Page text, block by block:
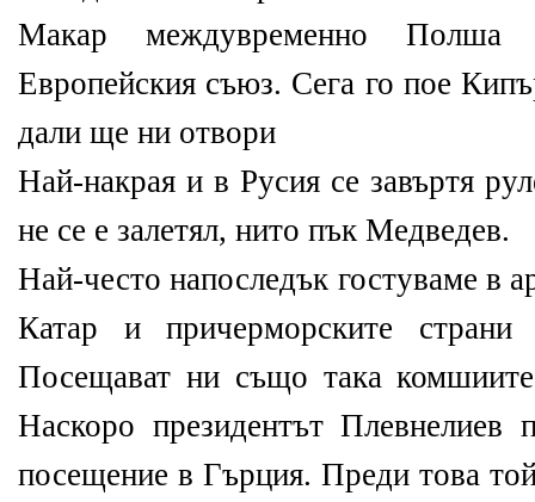
Макар междувременно Полша
Европейския съюз. Сега го пое
дали ще ни отвори
Най-накрая и в Русия се завъртя
не се е залетял, нито пък Медведев.
Най-често напоследък гостуваме в
Катар и причерморските
Посещават ни също така
Наскоро президентът
посещение в Гърция. Преди това